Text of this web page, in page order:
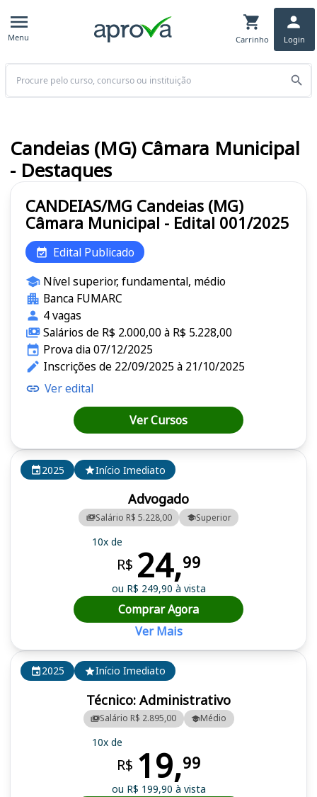
Menu Carrinho Login
Buscar
2025 Início Imediato
Técnico: Administrativo
Salário R$ 2.895,00 Médio
10x de
R$ 19,99
ou R$ 199,90 à vista
2025 Início Imediato
Advogado
Salário R$ 5.228,00 Superior
10x de
R$ 24,99
ou R$ 249,90 à vista
Comprar Agora
Ver Mais
CANDEIAS/MG Candeias (MG)
Câmara Municipal - Edital 001/2025
Edital Publicado
Nível superior, fundamental, médio
Banca FUMARC
4 vagas
Salários de R$ 2.000,00 à R$ 5.228,00
Prova dia 07/12/2025
Inscrições de 22/09/2025 à 21/10/2025
Ver edital
Ver Cursos
Candeias (MG) Câmara Municipal
- Destaques